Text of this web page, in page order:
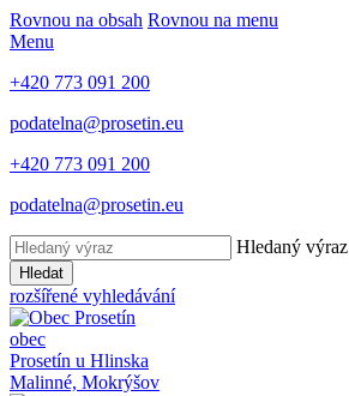
Rovnou na obsah Rovnou na menu
Menu
+420 773 091 200
podatelna@prosetin.eu
+420 773 091 200
podatelna@prosetin.eu
Hledaný výraz
Hledat
rozšířené vyhledávání
obec
Prosetín u Hlinska
Malinné, Mokrýšov